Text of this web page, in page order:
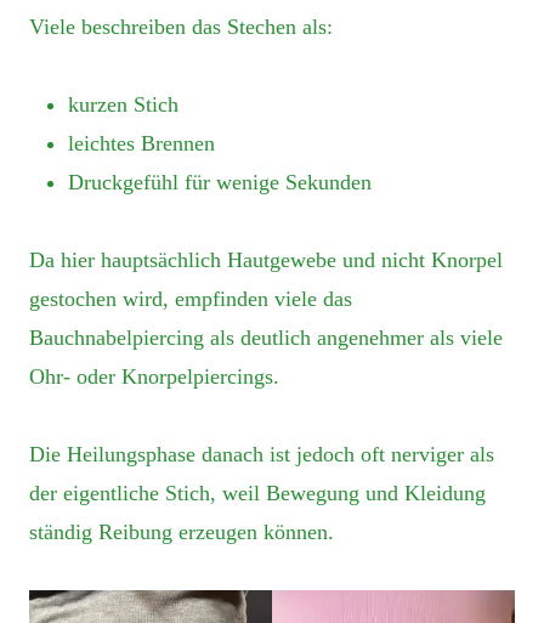
Viele beschreiben das Stechen als:
kurzen Stich
leichtes Brennen
Druckgefühl für wenige Sekunden
Da hier hauptsächlich Hautgewebe und nicht Knorpel
gestochen wird, empfinden viele das
Bauchnabelpiercing als deutlich angenehmer als viele
Ohr- oder Knorpelpiercings.
Die Heilungsphase danach ist jedoch oft nerviger als
der eigentliche Stich, weil Bewegung und Kleidung
ständig Reibung erzeugen können.